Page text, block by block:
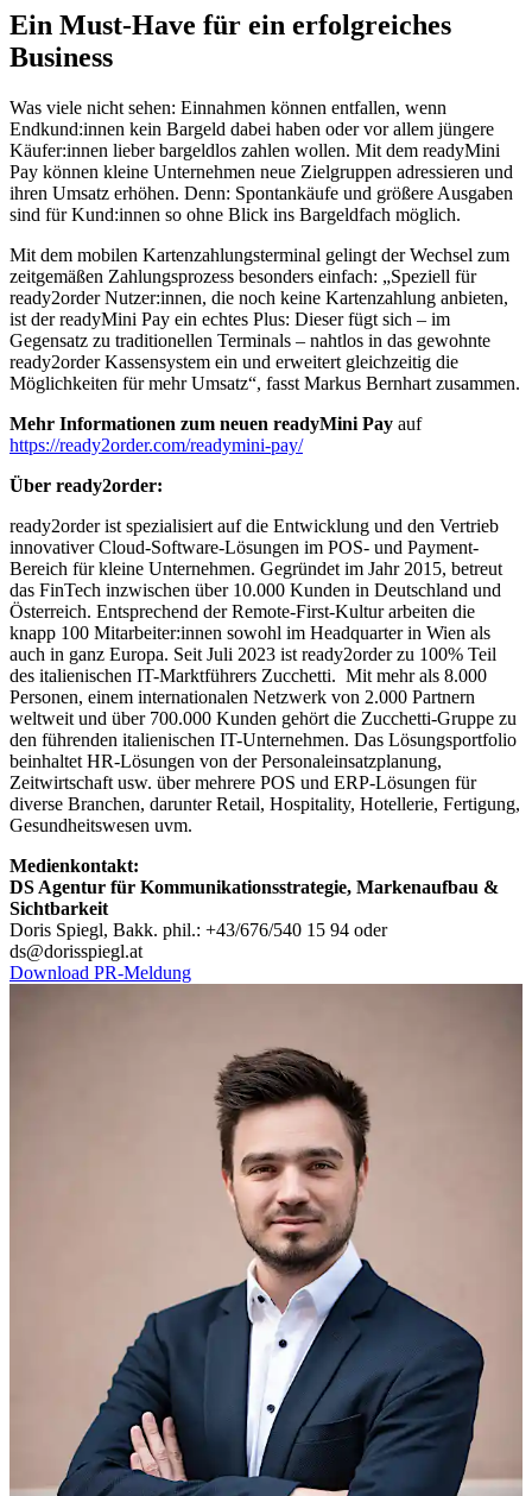
Ein Must-Have für ein erfolgreiches
Business
Was viele nicht sehen: Einnahmen können entfallen, wenn
Endkund:innen kein Bargeld dabei haben oder vor allem jüngere
Käufer:innen lieber bargeldlos zahlen wollen. Mit dem readyMini
Pay können kleine Unternehmen neue Zielgruppen adressieren und
ihren Umsatz erhöhen. Denn: Spontankäufe und größere Ausgaben
sind für Kund:innen so ohne Blick ins Bargeldfach möglich.
Mit dem mobilen Kartenzahlungsterminal gelingt der Wechsel zum
zeitgemäßen Zahlungsprozess besonders einfach: „Speziell für
ready2order Nutzer:innen, die noch keine Kartenzahlung anbieten,
ist derreadyMini Pay ein echtes Plus: Dieser fügt sich – im
Gegensatz zu traditionellen Terminals – nahtlos in das gewohnte
ready2order Kassensystem ein und erweitert gleichzeitig die
Möglichkeiten für mehr Umsatz“, fasst Markus Bernhart zusammen.
Mehr Informationen zum neuen readyMini Pay auf
https://ready2order.com/readymini-pay/
Über ready2order:
ready2order ist spezialisiert auf die Entwicklung und den Vertrieb
innovativer Cloud-Software-Lösungen im POS- und Payment-
Bereich für kleine Unternehmen. Gegründet im Jahr 2015, betreut
das FinTech inzwischen über 10.000 Kunden in Deutschland und
Österreich. Entsprechend der Remote-First-Kultur arbeiten die
knapp 100 Mitarbeiter:innen sowohl im Headquarter in Wien als
auch in ganz Europa. Seit Juli 2023 ist ready2order zu 100% Teil
des italienischen IT-Marktführers Zucchetti. Mit mehr als 8.000
Personen, einem internationalen Netzwerk von 2.000 Partnern
weltweit und über 700.000 Kunden gehört die Zucchetti-Gruppe zu
den führenden italienischen IT-Unternehmen. Das Lösungsportfolio
beinhaltet HR-Lösungen von der Personaleinsatzplanung,
Zeitwirtschaft usw. über mehrere POS und ERP-Lösungen für
diverse Branchen, darunter Retail, Hospitality, Hotellerie, Fertigung,
Gesundheitswesen uvm.
Medienkontakt:
DS Agentur für Kommunikationsstrategie, Markenaufbau &
Sichtbarkeit
Doris Spiegl, Bakk. phil.: +43/676/540 15 94 oder
ds@dorisspiegl.at
Download PR-Meldung